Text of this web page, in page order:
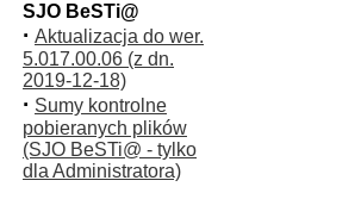
SJO BeSTi@
· Aktualizacja do wer.
5.017.00.06 (z dn.
2019-12-18)
· Sumy kontrolne
pobieranych plików
(SJO BeSTi@ - tylko
dla Administratora)